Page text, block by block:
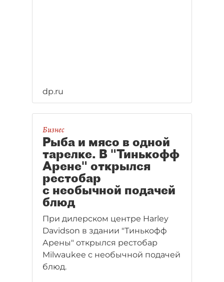
dp.ru
Бизнес
Рыба и мясо в одной
тарелке. В "Тинькофф
Арене" открылся
рестобар
с необычной подачей
блюд
При дилерском центре Harley
Davidson в здании "Тинькофф
Арены" открылся рестобар
Milwaukee с необычной подачей
блюд.